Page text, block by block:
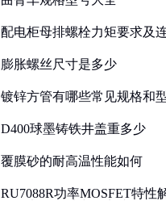
配电柜母排螺栓力矩要求及
膨胀螺丝尺寸是多少
镀锌方管有哪些常见规格和
D400球墨铸铁井盖重多少
覆膜砂的耐高温性能如何
RU7088R功率MOSFET特性